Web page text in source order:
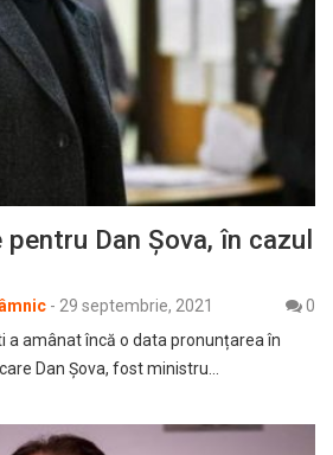
pentru Dan Șova, în cazul
- 29 septembrie, 2021
0
a amânat încă o data pronunțarea în
Dan Șova, fost ministru…